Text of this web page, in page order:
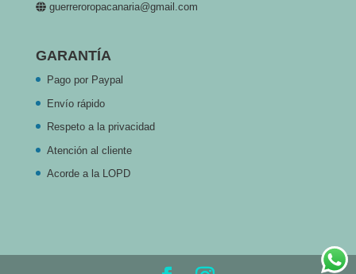
guerreroropacanaria@gmail.com
GARANTÍA
Pago por Paypal
Envío rápido
Respeto a la privacidad
Atención al cliente
Acorde a la LOPD